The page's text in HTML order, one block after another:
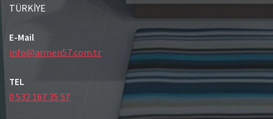
TÜRKİYE
E-Mail
info@armen57.com.tr
TEL
0 532 167 35 57